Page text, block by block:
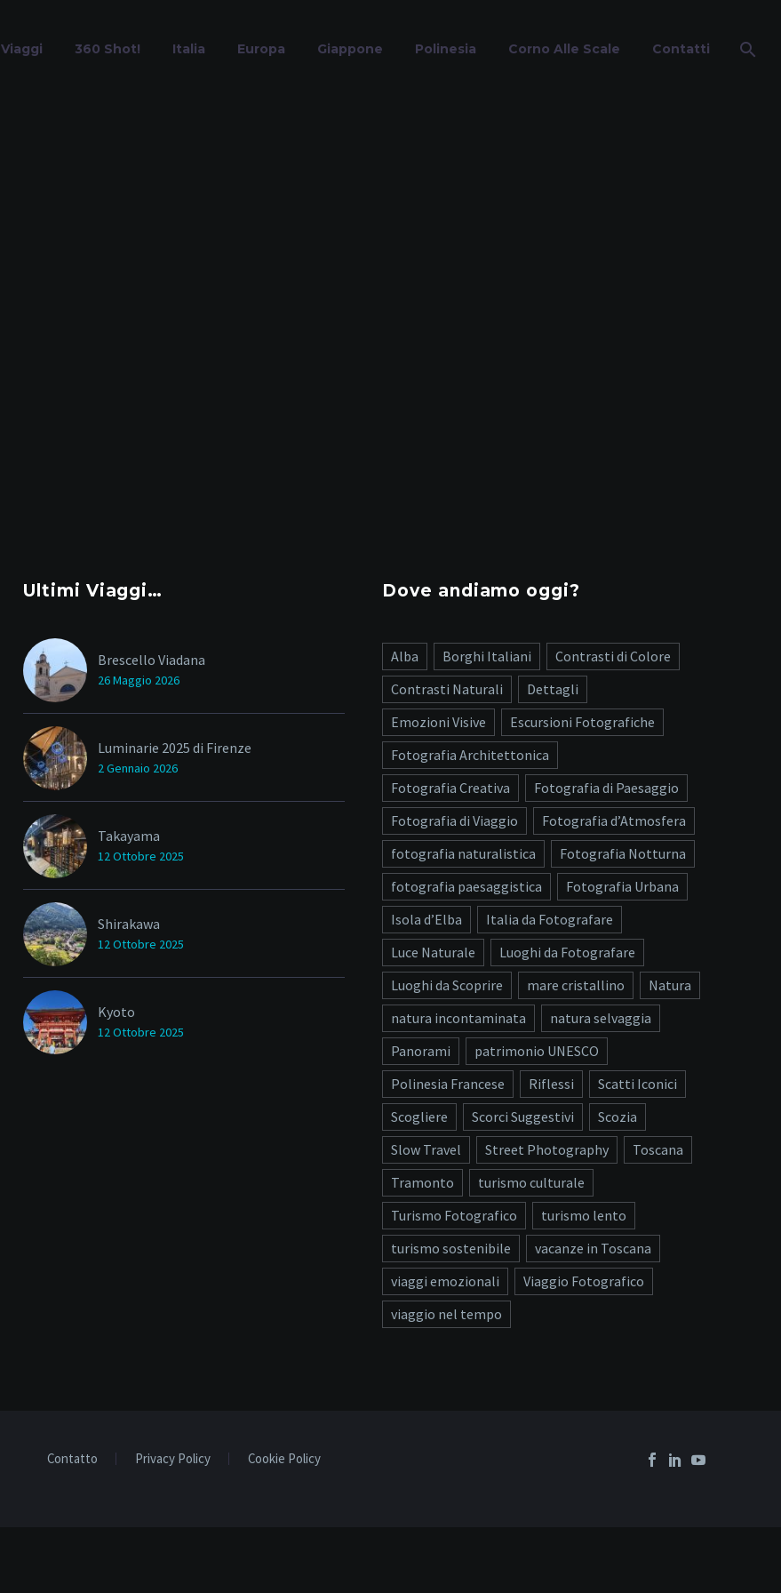
Viaggi 360 Shot! Italia Europa Giappone Polinesia Corno Alle Scale Contatti
Ultimi Viaggi…
Brescello Viadana
26 Maggio 2026
Luminarie 2025 di Firenze
2 Gennaio 2026
Takayama
12 Ottobre 2025
Shirakawa
12 Ottobre 2025
Kyoto
12 Ottobre 2025
Dove andiamo oggi?
Alba Borghi Italiani
Contrasti di Colore
Contrasti Naturali
Dettagli
Emozioni Visive
Escursioni Fotografiche
Fotografia Architettonica
Fotografia Creativa
Fotografia di Paesaggio
Fotografia di Viaggio
Fotografia d’Atmosfera
fotografia naturalistica
Fotografia Notturna
fotografia paesaggistica
Fotografia Urbana
Isola d’Elba
Italia da Fotografare
Luce Naturale
Luoghi da Fotografare
Luoghi da Scoprire
mare cristallino
Natura
natura incontaminata
natura selvaggia
Panorami
patrimonio UNESCO
Polinesia Francese
Riflessi
Scatti Iconici
Scogliere
Scorci Suggestivi
Scozia
Slow Travel
Street Photography
Toscana
Tramonto
turismo culturale
Turismo Fotografico
turismo lento
turismo sostenibile
vacanze in Toscana
viaggi emozionali
Viaggio Fotografico
viaggio nel tempo
Contatto Privacy Policy Cookie Policy